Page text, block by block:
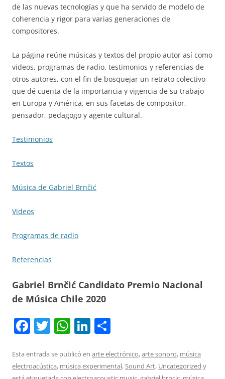
de las nuevas tecnologías y que ha servido de modelo de
coherencia y rigor para varias generaciones de
compositores.
La página reúne músicas y textos del propio autor así como
videos, programas de radio, testimonios y referencias de
otros autores, con el fin de bosquejar un retrato colectivo
que dé cuenta de la importancia y vigencia de su trabajo
en Europa y América, en sus facetas de compositor,
pensador, pedagogo y agente cultural.
Testimonios
Textos
Música de Gabriel Brnčić
Videos
Programas de radio
Referencias
Gabriel Brnčić Candidato Premio Nacional
de Música Chile 2020
F
c
e
T
itt
er
W
at
s
Li
k
e
m
p
Esta entrada se publicó en arte electrónico,arte sonoro, música
electroacústica, música experimental,Sound Art, Uncategorized y